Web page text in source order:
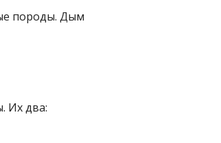
породы. Дым
Их два: